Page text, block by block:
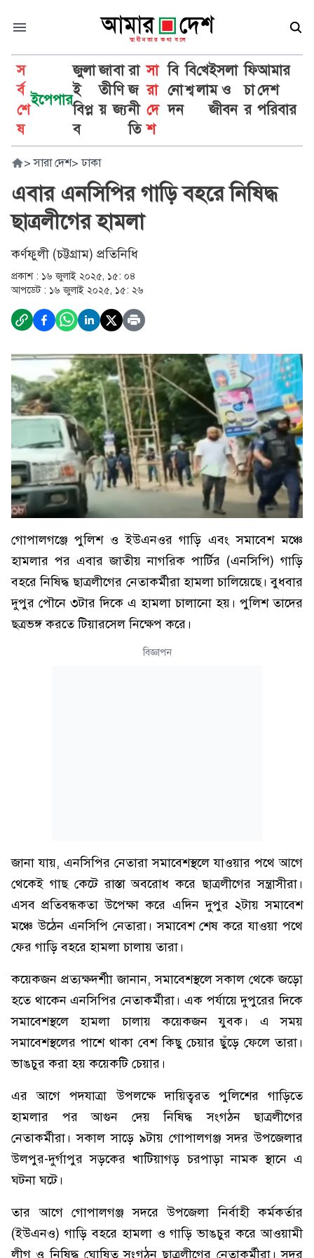
স
র্ব
শে
ষ
ইপেপার
জুলা
ই
বিপ্ল
ব
জা
তী
য়
বা
ণি
জ্য
রা
জ
নী
তি
সা
রা
দে
শ
বি
নো
দন
বি
শ্ব
খে
লা
ইসলা
ম ও
জীবন
ফি
চা
র
আমার
দেশ
পরিবার
> সারা দেশ> ঢাকা
এবার এনসিপির গাড়ি বহরে নিষিদ্ধ
ছাত্রলীগের হামলা
কর্ণফুলী (চট্টগ্রাম) প্রতিনিধি
প্রকাশ : ১৬ জুলাই ২০২৫, ১৫: ০৪
আপডেট : ১৬ জুলাই ২০২৫, ১৫: ২৬
গোপালগঞ্জে পুলিশ ও ইউএনওর গাড়ি এবং সমাবেশ মঞ্চে
হামলার পর এবার জাতীয় নাগরিক পার্টির (এনসিপি) গাড়ি
বহরে নিষিদ্ধ ছাত্রলীগের নেতাকর্মীরা হামলা চালিয়েছে। বুধবার
দুপুর পৌনে ৩টার দিকে এ হামলা চালানো হয়। পুলিশ তাদের
ছত্রভঙ্গ করতে টিয়ারসেল নিক্ষেপ করে।
বিজ্ঞাপন
জানা যায়, এনসিপির নেতারা সমাবেশস্থলে যাওয়ার পথে আগে
থেকেই গাছ কেটে রাস্তা অবরোধ করে ছাত্রলীগের সন্ত্রাসীরা।
এসব প্রতিবন্ধকতা উপেক্ষা করে এদিন দুপুর ২টায় সমাবেশ
মঞ্চে উঠেন এনসিপি নেতারা। সমাবেশ শেষ করে যাওয়া পথে
ফের গাড়ি বহরে হামলা চালায় তারা।
কয়েকজন প্রত্যক্ষদর্শীা জানান, সমাবেশস্থলে সকাল থেকে জড়ো
হতে থাকেন এনসিপির নেতাকর্মীরা। এক পর্যায়ে দুপুরের দিকে
সমাবেশস্থলে হামলা চালায় কয়েকজন যুবক। এ সময়
সমাবেশস্থলের পাশে থাকা বেশ কিছু চেয়ার ছুঁড়ে ফেলে তারা।
ভাঙচুর করা হয় কয়েকটি চেয়ার।
এর আগে পদযাত্রা উপলক্ষে দায়িত্বরত পুলিশের গাড়িতে
হামলার পর আগুন দেয় নিষিদ্ধ সংগঠন ছাত্রলীগের
নেতাকর্মীরা। সকাল সাড়ে ৯টায় গোপালগঞ্জ সদর উপজেলার
উলপুর-দুর্গাপুর সড়কের খাটিয়াগড় চরপাড়া নামক স্থানে এ
ঘটনা ঘটে।
তার আগে গোপালগঞ্জ সদরে উপজেলা নির্বাহী কর্মকর্তার
(ইউএনও) গাড়ি বহরে হামলা ও গাড়ি ভাঙচুর করে আওয়ামী
লীগ ও নিষিদ্ধ ঘোষিত সংগঠন ছাত্রলীগের নেতাকর্মীরা। সদর